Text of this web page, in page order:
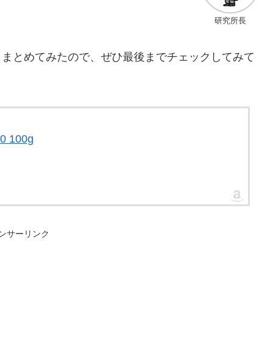
研究所長
とめてみたので、ぜひ最後までチェックしてみて
100g
サーリンク